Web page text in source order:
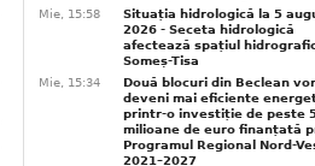
Mie, 15:58
Situația hidrologică la 5
2026 - Seceta hidrologică
afectează spațiul
Someș-Tisa
Mie, 15:34
Două blocuri din Beclean vor
deveni mai eficiente
printr-o investiție de peste
milioane de euro finanțată
Programul Regional Nord-
2021–2027